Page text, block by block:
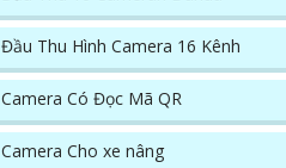
Đầu Thu Hình Camera 16 Kênh
Camera Có Đọc Mã QR
Camera Cho xe nâng